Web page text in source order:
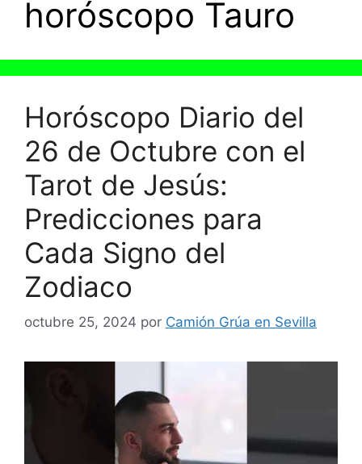
horóscopo Tauro
Horóscopo Diario del
26 de Octubre con el
Tarot de Jesús:
Predicciones para
Cada Signo del
Zodiaco
octubre 25, 2024 por Camión Grúa en Sevilla